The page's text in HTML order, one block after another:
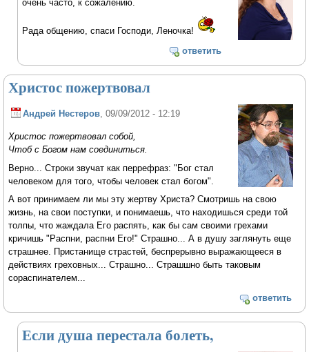
очень часто, к сожалению.
Рада общению, спаси Господи, Леночка!
ответить
Христос пожертвовал
Андрей Нестеров , 09/09/2012 - 12:19
Христос пожертвовал собой,
Чтоб с Богом нам соединиться.
Верно... Строки звучат как перрефраз: "Бог стал
человеком для того, чтобы человек стал богом".
А вот принимаем ли мы эту жертву Христа? Смотришь на свою
жизнь, на свои поступки, и понимаешь, что находишься среди той
толпы, что жаждала Его распять, как бы сам своими грехами
кричишь "Распни, распни Его!" Страшно... А в душу заглянуть еще
страшнее. Пристанище страстей, беспрерывно выражающееся в
действиях греховных... Страшно... Страшшно быть таковым
сораспинателем...
ответить
Если душа перестала болеть,